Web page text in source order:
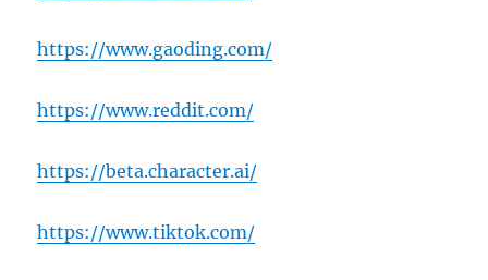
https://www.gaoding.com/
https://www.reddit.com/
https://beta.character.ai/
https://www.tiktok.com/